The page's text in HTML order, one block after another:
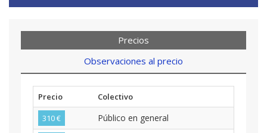
Precios
Observaciones al precio
Precio
Colectivo
310 €
Público en general